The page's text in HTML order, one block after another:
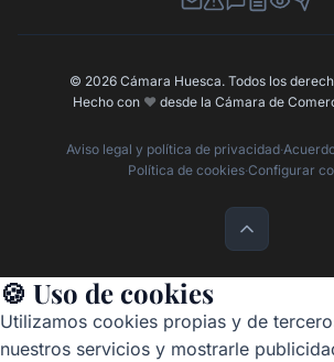
Newsletter
Canal de Denuncias
Buzón de
PerfilLey de
© 2026 Cámara Huesca. Todos los
Hecho con ❤️ desde la Cámara de
Aviso legal y política de privacidad·
Política de cookies·Configurar
🍪 Uso de cookies
Utilizamos cookies propias y de
nuestros servicios y mostrarle